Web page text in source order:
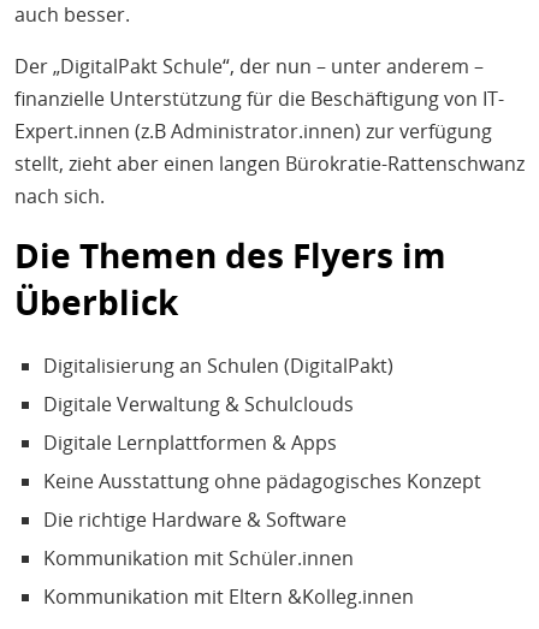
auch besser.
Der „DigitalPakt Schule“, der nun – unter anderem –
finanzielle Unterstützung für die Beschäftigung von IT-
Expert.innen (z.B Administrator.innen) zur verfügung
stellt, zieht aber einen langen Bürokratie-Rattenschwanz
nach sich.
Die Themen des Flyers im
Überblick
Digitalisierung an Schulen (DigitalPakt)
Digitale Verwaltung & Schulclouds
Digitale Lernplattformen & Apps
Keine Ausstattung ohne pädagogisches Konzept
Die richtige Hardware & Software
Kommunikation mit Schüler.innen
Kommunikation mit Eltern &Kolleg.innen